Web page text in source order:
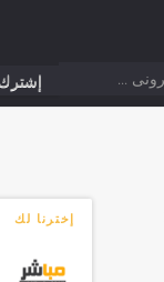
إخترنا لك